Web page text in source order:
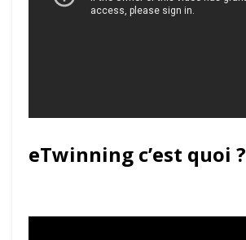
eTwinning c’est quoi ?